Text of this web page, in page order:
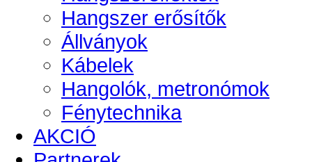
Hangszer erősítők
Állványok
Kábelek
Hangolók, metronómok
Fénytechnika
AKCIÓ